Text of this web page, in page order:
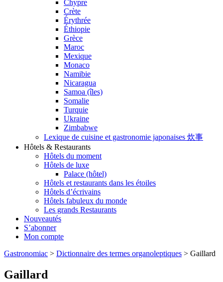
Chypre
Crète
Érythrée
Éthiopie
Grèce
Maroc
Mexique
Monaco
Namibie
Nicaragua
Samoa (îles)
Somalie
Turquie
Ukraine
Zimbabwe
Lexique de cuisine et gastronomie japonaises 炊事
Hôtels & Restaurants
Hôtels du moment
Hôtels de luxe
Palace (hôtel)
Hôtels et restaurants dans les étoiles
Hôtels d’écrivains
Hôtels fabuleux du monde
Les grands Restaurants
Nouveautés
S’abonner
Mon compte
Gastronomiac > Dictionnaire des termes organoleptiques > Gaillard
Gaillard